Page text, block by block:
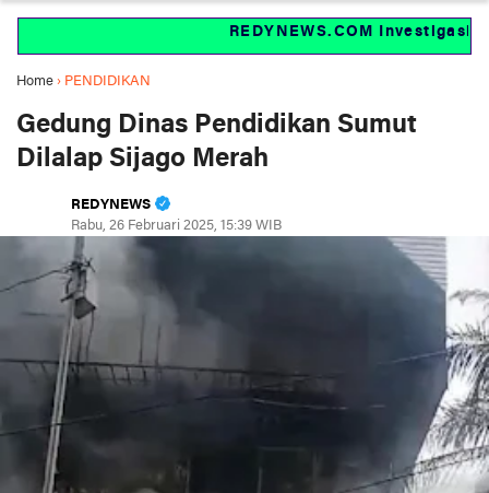
REDYNEWS.COM Investigasi dan
Home › PENDIDIKAN
Gedung Dinas Pendidikan Sumut
Dilalap Sijago Merah
REDYNEWS
Rabu, 26 Februari 2025, 15:39 WIB